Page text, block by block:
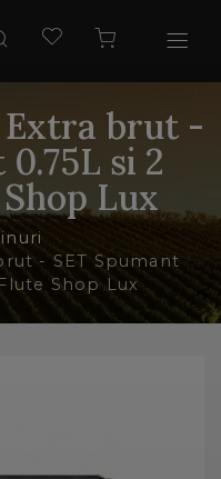
Extra brut -
si 2
Lux
- SET Spumant
Shop Lux